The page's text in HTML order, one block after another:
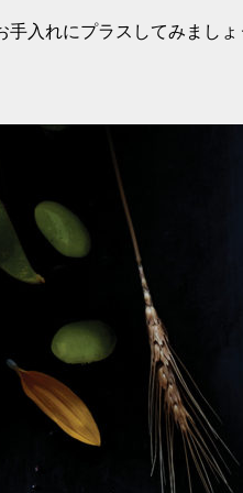
手入れにプラスしてみましょ